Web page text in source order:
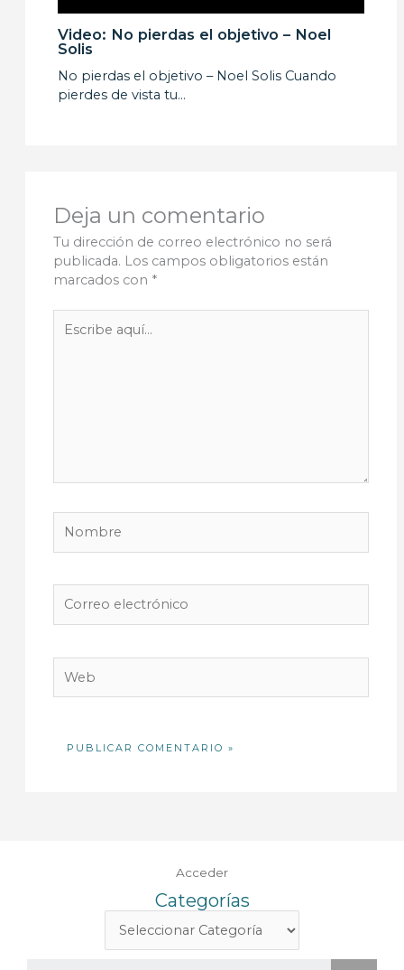
Video: No pierdas el objetivo – Noel
Solis
No pierdas el objetivo – Noel Solis Cuando
pierdes de vista tu…
Deja un comentario
Tu dirección de correo electrónico no será
publicada. Los campos obligatorios están
marcados con *
aquí...
electrónico
Acceder
Categorías